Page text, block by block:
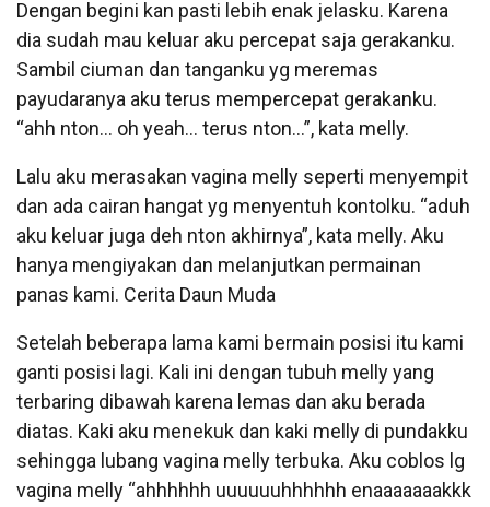
Dengan begini kan pasti lebih enak jelasku. Karena
dia sudah mau keluar aku percepat saja gerakanku.
Sambil ciuman dan tanganku yg meremas
payudaranya aku terus mempercepat gerakanku.
“ahh nton… oh yeah… terus nton…”, kata melly.
Lalu aku merasakan vagina melly seperti menyempit
dan ada cairan hangat yg menyentuh kontolku. “aduh
aku keluar juga deh nton akhirnya”, kata melly. Aku
hanya mengiyakan dan melanjutkan permainan
panas kami. Cerita Daun Muda
Setelah beberapa lama kami bermain posisi itu kami
ganti posisi lagi. Kali ini dengan tubuh melly yang
terbaring dibawah karena lemas dan aku berada
diatas. Kaki aku menekuk dan kaki melly di pundakku
sehingga lubang vagina melly terbuka. Aku coblos lg
vagina melly “ahhhhhh uuuuuuhhhhhh enaaaaaaakkk